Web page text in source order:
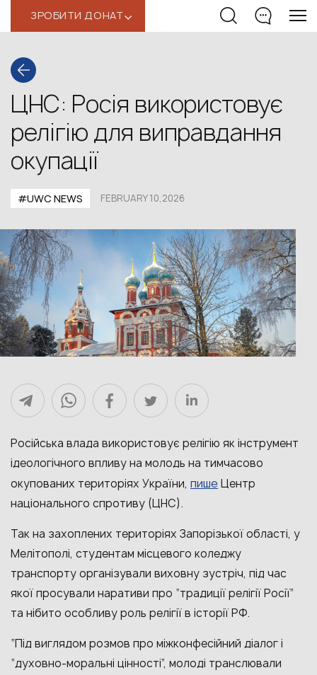
ЗРОБИТИ ДОНАТ‹
ЦНС: Росія використовує
релігію для виправдання
окупації
#UWС NEWS FEBRUARY 10,2026
Російська влада використовує релігію як інструмент
ідеологічного впливу на молодь на тимчасово
окупованих територіях України, пишеЦентр
національного спротиву (ЦНС).
Так на захоплених територіях Запорізької області, у
Мелітополі, студентам місцевого коледжу
транспорту організували виховну зустріч, під час
якої просували наративи про “традиції релігії Росії”
та нібито особливу роль релігії в історії РФ.
“Під виглядом розмов про міжконфесійний діалог і
“духовно-моральні цінності”, молоді транслювали